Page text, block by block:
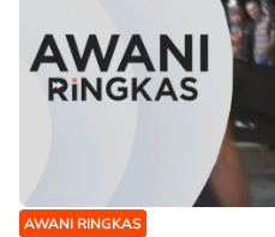
AWANI RINGKAS